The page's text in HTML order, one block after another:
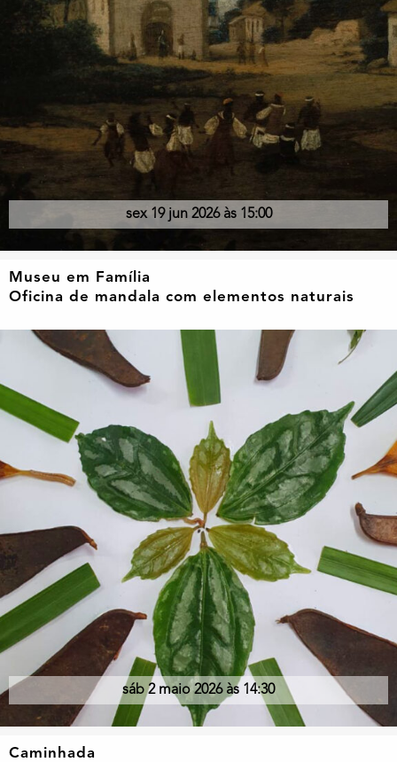
sex 19 jun 2026 às 15:00
Museu em Família
Oficina de mandala com elementos naturais
sáb 2 maio 2026 às 14:30
Caminhada